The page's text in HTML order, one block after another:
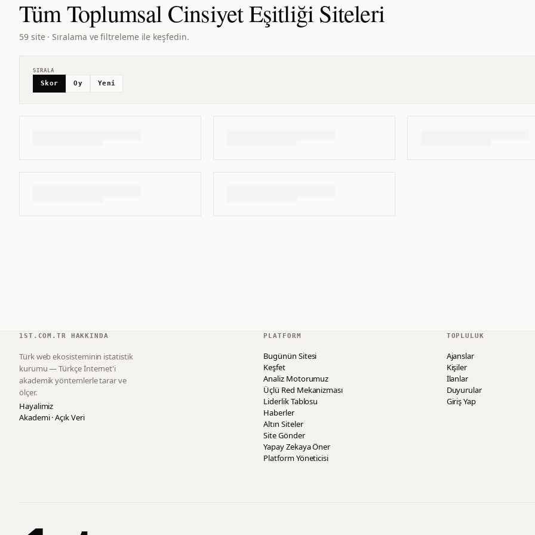
TümToplumsal Cinsiyet EşitliğiSiteleri
59 site · Sıralama ve filtreleme ile keşfedin.
SIRALA
Skor Oy Yeni
1ST.COM.TR HAKKINDA
Türk web ekosisteminin istatistik
kurumu — Türkçe İnternet'i
akademik yöntemlerle tarar ve
ölçer.
Hayalimiz
Akademi · Açık Veri
PLATFORM
Bugünün Sitesi
Keşfet
Analiz Motorumuz
Üçlü Red Mekanizması
Liderlik Tablosu
Haberler
Altın Siteler
Site Gönder
Yapay Zekaya Öner
Platform Yöneticisi
TOPLULUK
Ajanslar
Kişiler
İlanlar
Duyurular
Giriş Yap